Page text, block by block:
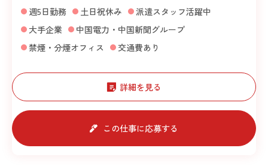
週5日勤務
土日祝休み
派遣スタッフ活躍中
大手企業
中国電力・中国新聞グループ
禁煙・分煙オフィス
交通費あり
詳細を見る
この仕事に応募する